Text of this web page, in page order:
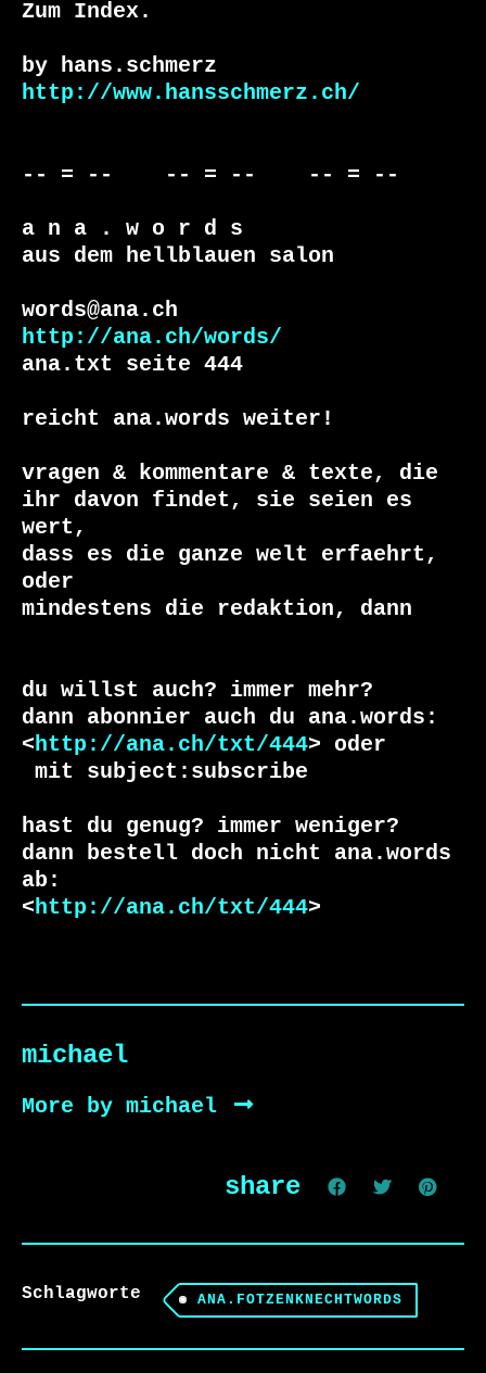
Zum Index.
http://www.hansschmerz.ch/
-- = --    -- = --    -- = --
a n a . w o r d s
aus dem hellblauen salon
http://ana.ch/words/
ana.txt seite 444
reicht ana.words weiter!
vragen & kommentare & texte, die
ihr davon findet, sie seien es
wert,
dass es die ganze welt erfaehrt,
oder
du willst auch? immer mehr?
dann abonnier auch du ana.words:
<http://ana.ch/txt/444
hast du genug? immer weniger?
dann bestell doch nicht ana.words
ab:
<http://ana.ch/txt/444>
michael
More by michael
share
Schlagworte ANA.FOTZENKNECHTWORDS